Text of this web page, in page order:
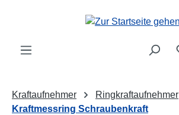
Zum Hauptinhalt springen
Kraftaufnehmer
Ringkraftaufnehmer
Kraftmessring Schraubenkraft